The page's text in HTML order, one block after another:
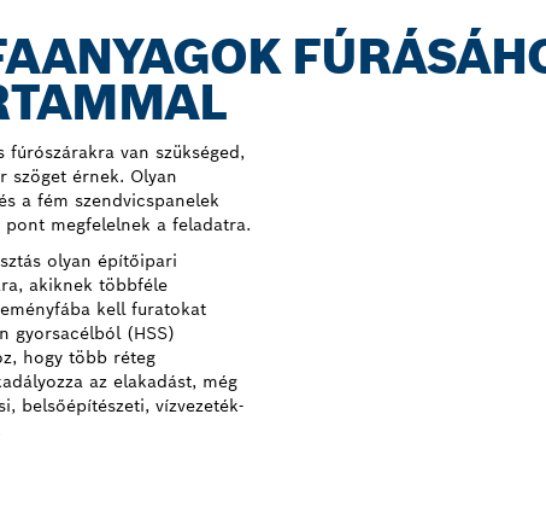
van szükséged,
szöget érnek. Olyan
a fém szendvicspanelek
pont megfelelnek a feladatra.
olyan építőipari
akiknek többféle
kell furatokat
gyorsacélból (HSS)
hogy több réteg
az elakadást, még
belsőépítészeti, vízvezeték-